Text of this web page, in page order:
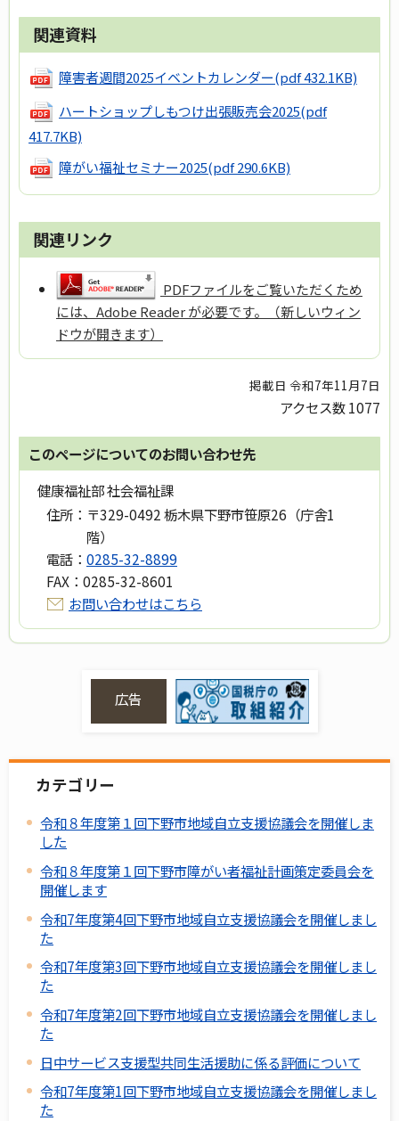
関連資料
障害者週間2025イベントカレンダー(pdf 432.1KB)
ハートショップしもつけ出張販売会2025(pdf
417.7KB)
障がい福祉セミナー2025(pdf 290.6KB)
関連リンク
PDFファイルをご覧いただくため
には、Adobe Reader が必要です。（新しいウィン
ドウが開きます）
掲載日 令和7年11月7日
アクセス数1077
このページについてのお問い合わせ先
健康福祉部 社会福祉課
住所： 〒329-0492 栃木県下野市笹原26（庁舎1
階）
電話： 0285-32-8899
FAX： 0285-32-8601
お問い合わせはこちら
広告
カテゴリー
令和８年度第１回下野市地域自立支援協議会を開催しま
した
令和８年度第１回下野市障がい者福祉計画策定委員会を
開催します
令和7年度第4回下野市地域自立支援協議会を開催しまし
た
令和7年度第3回下野市地域自立支援協議会を開催しまし
た
令和7年度第2回下野市地域自立支援協議会を開催しまし
た
日中サービス支援型共同生活援助に係る評価について
令和7年度第1回下野市地域自立支援協議会を開催しまし
た